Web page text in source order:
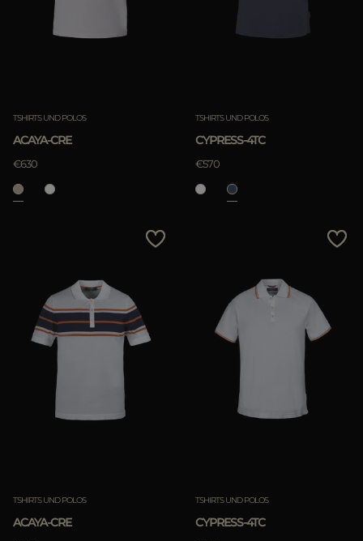
TSHIRTS UND POLOS
ACAYA-CRE
€630
TSHIRTS UND POLOS
CYPRESS-4TC
€570
TSHIRTS UND POLOS
ACAYA-CRE
TSHIRTS UND POLOS
CYPRESS-4TC